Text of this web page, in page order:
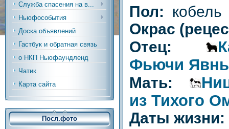
Служба спасения на в...
Ньюфособытия
Доска объявлений
Гастбук и обратная связь
о НКП Ньюфаундленд
Чатик
Карта сайта
Посл.фото
Пол: кобель
Окрас
Отец:
Фьючи
Мать:
из Тихого
Даты